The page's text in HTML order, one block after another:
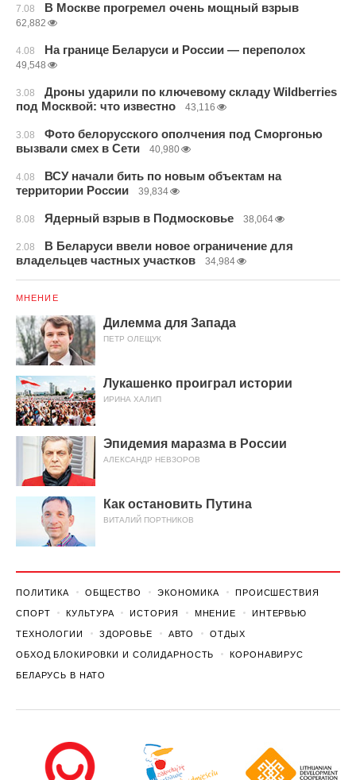
7.08 В Москве прогремел очень мощный взрыв
62,882
4.08 На границе Беларуси и России — переполох
49,548
3.08
Дроны ударили по ключевому складу Wildberries
под Москвой: что известно
43,116
3.08
Фото белорусского ополчения под Сморгонью
вызвали смех в Сети
40,980
4.08
ВСУ начали бить по новым объектам на
территории России
39,834
8.08 Ядерный взрыв в Подмосковье 38,064
2.08
В Беларуси ввели новое ограничение для
владельцев частных участков
34,984
МНЕНИЕ
Дилемма для Запада
ПЕТР ОЛЕЩУК
Лукашенко проиграл истории
ИРИНА ХАЛИП
Эпидемия маразма в России
АЛЕКСАНДР НЕВЗОРОВ
Как остановить Путина
ВИТАЛИЙ ПОРТНИКОВ
ПОЛИТИКА ОБЩЕСТВО ЭКОНОМИКА ПРОИСШЕСТВИЯ
СПОРТ КУЛЬТУРА ИСТОРИЯ МНЕНИЕ ИНТЕРВЬЮ
ТЕХНОЛОГИИ ЗДОРОВЬЕ АВТО ОТДЫХ
ОБХОД БЛОКИРОВКИ И СОЛИДАРНОСТЬ КОРОНАВИРУС
БЕЛАРУСЬ В НАТО